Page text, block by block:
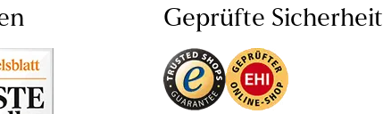
Geprüfte Sicherheit